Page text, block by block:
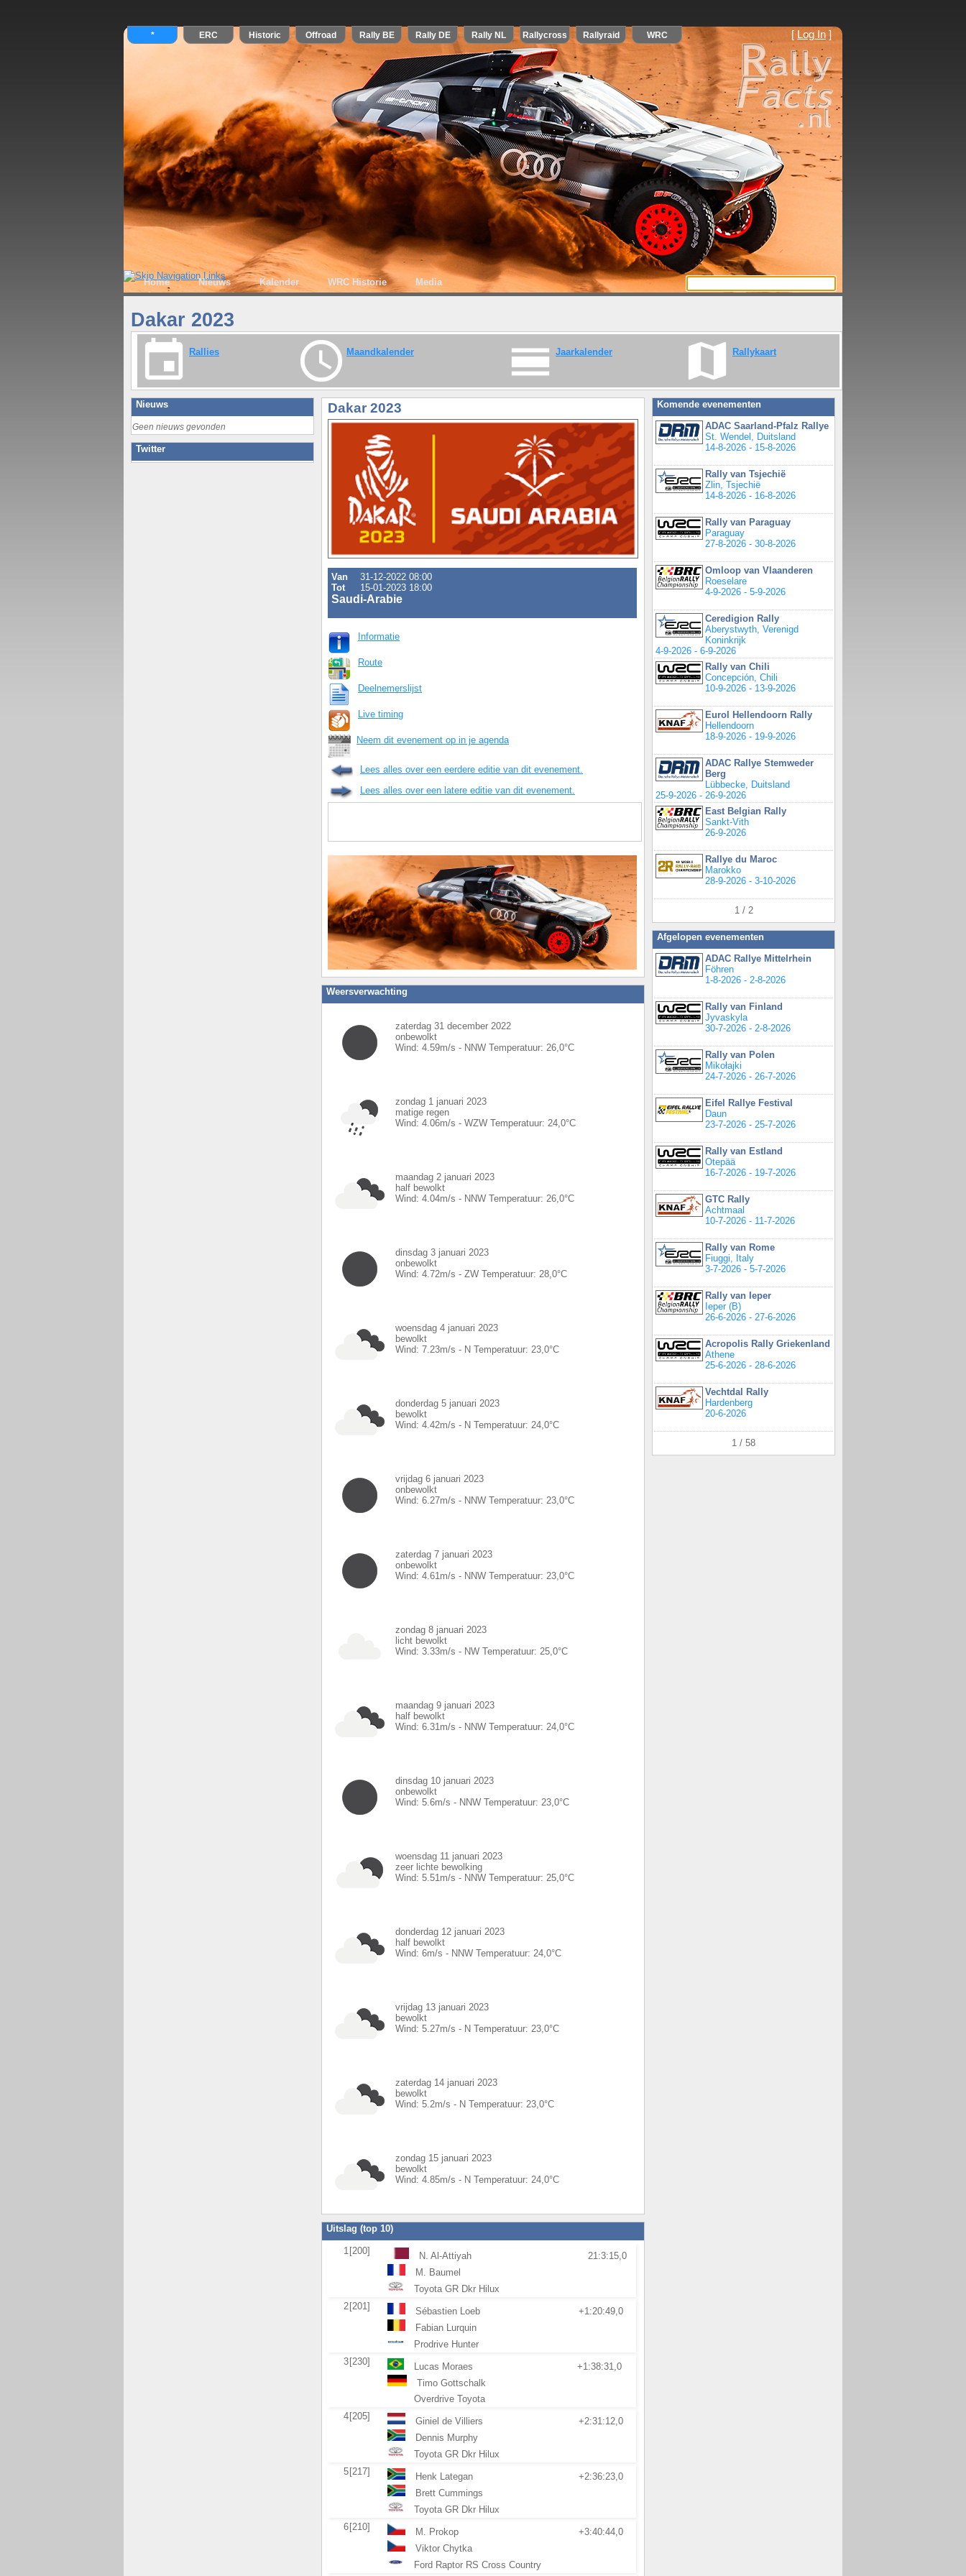
[ Log In ]
Home Nieuws Kalender WRC Historie Media
Dakar 2023
Rallies Maandkalender Jaarkalender Rallykaart
Nieuws
Geen nieuws gevonden
Twitter
Dakar 2023
Van
31-12-2022 08:00
Tot
15-01-2023 18:00
Saudi-Arabie
Informatie
Route
Deelnemerslijst
Live timing
Neem dit evenement op in je agenda
Lees alles over een eerdere editie van dit evenement.
Lees alles over een latere editie van dit evenement.
Weersverwachting
zaterdag 31 december 2022
onbewolkt
Wind: 4.59m/s - NNW Temperatuur: 26,0°C
zondag 1 januari 2023
matige regen
Wind: 4.06m/s - WZW Temperatuur: 24,0°C
maandag 2 januari 2023
half bewolkt
Wind: 4.04m/s - NNW Temperatuur: 26,0°C
dinsdag 3 januari 2023
onbewolkt
Wind: 4.72m/s - ZW Temperatuur: 28,0°C
woensdag 4 januari 2023
bewolkt
Wind: 7.23m/s - N Temperatuur: 23,0°C
donderdag 5 januari 2023
bewolkt
Wind: 4.42m/s - N Temperatuur: 24,0°C
vrijdag 6 januari 2023
onbewolkt
Wind: 6.27m/s - NNW Temperatuur: 23,0°C
zaterdag 7 januari 2023
onbewolkt
Wind: 4.61 m/s - NNW Temperatuur: 23,0°C
zondag 8 januari 2023
licht bewolkt
Wind: 3.33m/s - NW Temperatuur: 25,0°C
maandag 9 januari 2023
half bewolkt
Wind: 6.31 m/s - NNW Temperatuur: 24,0°C
dinsdag 10 januari 2023
onbewolkt
Wind: 5.6m/s - NNW Temperatuur: 23,0°C
woensdag 11 januari 2023
zeer lichte bewolking
Wind: 5.51 m/s - NNW Temperatuur: 25,0°C
donderdag 12 januari 2023
half bewolkt
Wind: 6m/s - NNW Temperatuur: 24,0°C
vrijdag 13 januari 2023
bewolkt
Wind: 5.27m/s - N Temperatuur: 23,0°C
zaterdag 14 januari 2023
bewolkt
Wind: 5.2m/s - N Temperatuur: 23,0°C
zondag 15 januari 2023
bewolkt
Wind: 4.85m/s - N Temperatuur: 24,0°C
Uitslag (top 10)
1 [200] N. Al-Attiyah
21:3:15,0
M. Baumel
Toyota GR Dkr Hilux
2 [201] Sébastien Loeb
+1:20:49,0
Fabian Lurquin
Prodrive Hunter
3 [230] Lucas Moraes
+1:38:31,0
Timo Gottschalk
Overdrive Toyota
4 [205] Giniel de Villiers
+2:31:12,0
Dennis Murphy
Toyota GR Dkr Hilux
5 [217] Henk Lategan
+2:36:23,0
Brett Cummings
Toyota GR Dkr Hilux
6 [210] M. Prokop
+3:40:44,0
Viktor Chytka
Ford Raptor RS Cross Country
Komende evenementen
ADAC Saarland-Pfalz Rallye
St. Wendel, Duitsland
14-8-2026 - 15-8-2026
Rally van Tsjechië
Zlin, Tsjechië
14-8-2026 - 16-8-2026
Rally van Paraguay
Paraguay
27-8-2026 - 30-8-2026
Omloop van Vlaanderen
Roeselare
4-9-2026 - 5-9-2026
Ceredigion Rally
Aberystwyth, Verenigd
Koninkrijk
4-9-2026 - 6-9-2026
Rally van Chili
Concepción, Chili
10-9-2026 - 13-9-2026
Eurol Hellendoorn Rally
Hellendoorn
18-9-2026 - 19-9-2026
ADAC Rallye Stemweder
Berg
Lübbecke, Duitsland
25-9-2026 - 26-9-2026
East Belgian Rally
Sankt-Vith
26-9-2026
Rallye du Maroc
Marokko
28-9-2026 - 3-10-2026
1 / 2
Afgelopen evenementen
ADAC Rallye Mittelrhein
Föhren
1-8-2026 - 2-8-2026
Rally van Finland
Jyvaskyla
30-7-2026 - 2-8-2026
Rally van Polen
Mikołajki
24-7-2026 - 26-7-2026
Eifel Rallye Festival
Daun
23-7-2026 - 25-7-2026
Rally van Estland
Otepää
16-7-2026 - 19-7-2026
GTC Rally
Achtmaal
10-7-2026 - 11-7-2026
Rally van Rome
Fiuggi, Italy
3-7-2026 - 5-7-2026
Rally van Ieper
Ieper (B)
26-6-2026 - 27-6-2026
Acropolis Rally Griekenland
Athene
25-6-2026 - 28-6-2026
Vechtdal Rally
Hardenberg
20-6-2026
1 / 58